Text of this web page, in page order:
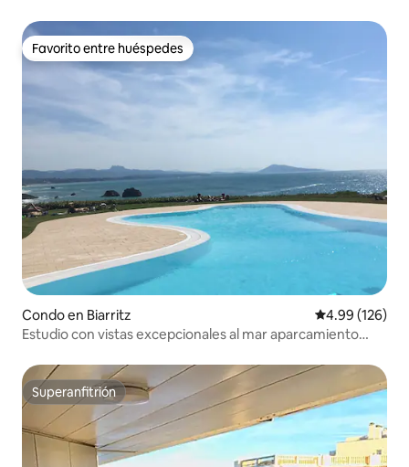
Favorito entre huéspedes
Favorito entre huéspedes
Condo en Biarritz Calificación
4.99 (126)
Estudio con vistas excepcionales al mar aparcamiento
Superanfitrión
Superanfitrión